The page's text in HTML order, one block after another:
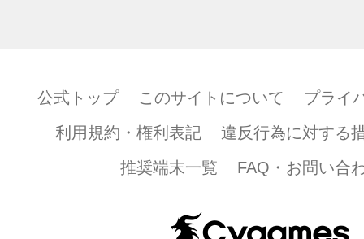
公式トップ このサイトについて
プライ
利用規約・権利表記
違反行為に対する
推奨端末一覧
FAQ・お問い合